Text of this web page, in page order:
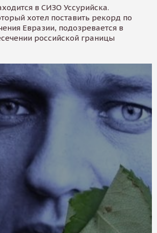
в СИЗО Уссурийска.
хотел поставить рекорд по
Евразии, подозревается в
российской границы